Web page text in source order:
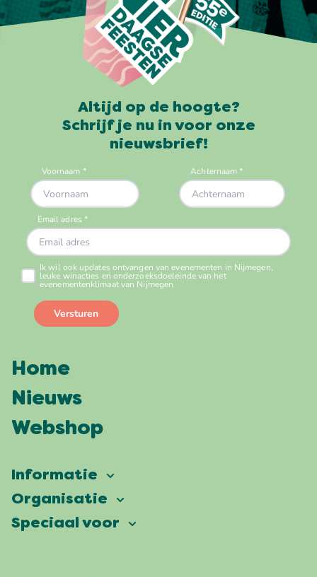
Altijd op de hoogte?
Schrijf je nu in voor onze
nieuwsbrief!
Home
Nieuws
Webshop
Informatie
Vierdaagsefeesten
Veelgestelde vragen
Organisatie
Onze ambitie
Speciaal voor